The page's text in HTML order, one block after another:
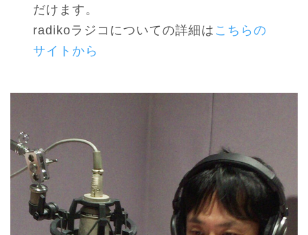
だけます。
radikoラジコについての詳細は こちらの
サイトから